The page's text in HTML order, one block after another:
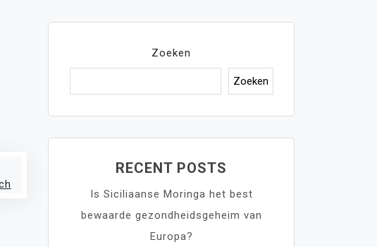
Zoeken
Zoeken
RECENT POSTS
Is Siciliaanse Moringa het best
bewaarde gezondheidsgeheim van
Europa?